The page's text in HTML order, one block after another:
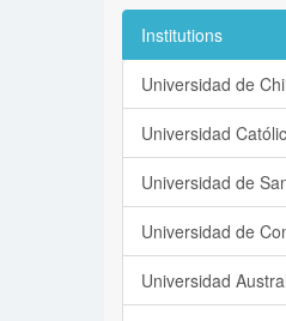
Institutions
Universidad de
Universidad
Universidad de
Universidad de
Universidad